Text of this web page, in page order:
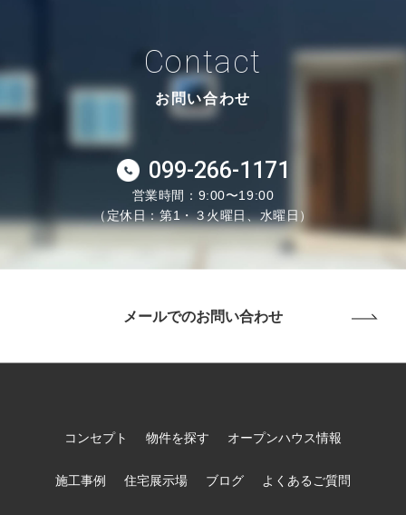
Contact
お問い合わせ
099-266-1171
営業時間：9:00〜19:00
（定休日：第1・３火曜日、水曜日）
メールでのお問い合わせ
コンセプト 物件を探す オープンハウス情報
施工事例 住宅展示場 ブログ よくあるご質問